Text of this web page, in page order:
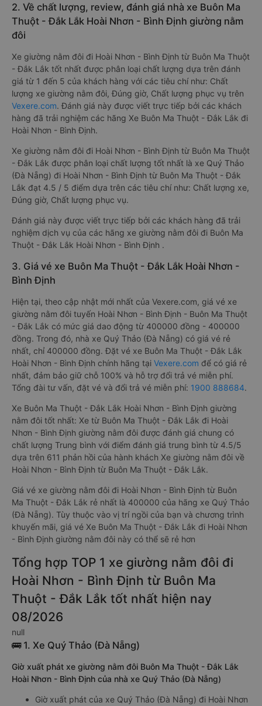
2. Về chất lượng, review, đánh giá nhà xe Buôn Ma
Thuột - Đắk Lắk Hoài Nhơn - Bình Định giường nằm
đôi
Xe giường nằm đôi đi Hoài Nhơn - Bình Định từ Buôn Ma Thuột
- Đắk Lắk tốt nhất được phân loại chất lượng dựa trên đánh
giá từ 1 đến 5 của khách hàng với các tiêu chí như: Chất
lượng xe giường nằm đôi, Đúng giờ, Chất lượng phục vụ trên
Vexere.com. Đánh giá này được viết trực tiếp bởi các khách
hàng đã trải nghiệm các hãng Xe Buôn Ma Thuột - Đắk Lắk đi
Hoài Nhơn - Bình Định.
Xe giường nằm đôi đi Hoài Nhơn - Bình Định từ Buôn Ma Thuột
- Đắk Lắk được phân loại chất lượng tốt nhất là xe Quý Thảo
(Đà Nẵng) đi Hoài Nhơn - Bình Định từ Buôn Ma Thuột - Đắk
Lắk đạt 4.5 / 5 điểm dựa trên các tiêu chí như: Chất lượng xe,
Đúng giờ, Chất lượng phục vụ.
Đánh giá này được viết trực tiếp bởi các khách hàng đã trải
nghiệm dịch vụ của các hãng xe giường nằm đôi đi Buôn Ma
Thuột - Đắk Lắk Hoài Nhơn - Bình Định .
3. Giá vé xe Buôn Ma Thuột - Đắk Lắk Hoài Nhơn -
Bình Định
Hiện tại, theo cập nhật mới nhất của Vexere.com, giá vé xe
giường nằm đôi tuyến Hoài Nhơn - Bình Định - Buôn Ma Thuột
- Đắk Lắk có mức giá dao động từ 400000 đồng - 400000
đồng. Trong đó, nhà xe Quý Thảo (Đà Nẵng) có giá vé rẻ
nhất, chỉ 400000 đồng. Đặt vé xe Buôn Ma Thuột - Đắk Lắk
Hoài Nhơn - Bình Định chính hãng tại Vexere.com để có giá rẻ
nhất, đảm bảo giữ chỗ 100% và hỗ trợ đổi trả vé miễn phí.
Tổng đài tư vấn, đặt vé và đổi trả vé miễn phí: 1900 888684.
Xe Buôn Ma Thuột - Đắk Lắk Hoài Nhơn - Bình Định giường
nằm đôi tốt nhất: Xe từ Buôn Ma Thuột - Đắk Lắk đi Hoài
Nhơn - Bình Định giường nằm đôi được đánh giá chung có
chất lượng Trung bình với điểm đánh giá trung bình từ 4.5/5
dựa trên 611 phản hồi của hành khách Xe giường nằm đôi về
Hoài Nhơn - Bình Định từ Buôn Ma Thuột - Đắk Lắk.
Giá vé xe giường nằm đôi đi Hoài Nhơn - Bình Định từ Buôn
Ma Thuột - Đắk Lắk rẻ nhất là 400000 của hãng xe Quý Thảo
(Đà Nẵng). Tùy thuộc vào vị trí ngồi của bạn và chương trình
khuyến mãi, giá vé Xe Buôn Ma Thuột - Đắk Lắk đi Hoài Nhơn
- Bình Định giường nằm đôi này có thể sẽ rẻ hơn
Tổng hợp TOP 1 xe giường nằm đôi đi
Hoài Nhơn - Bình Định từ Buôn Ma
Thuột - Đắk Lắk tốt nhất hiện nay
08/2026
null
🚌 1. Xe Quý Thảo (Đà Nẵng)
Giờ xuất phát xe giường nằm đôi Buôn Ma Thuột - Đắk Lắk
Hoài Nhơn - Bình Định của nhà xe Quý Thảo (Đà Nẵng)
Giờ xuất phát của xe Quý Thảo (Đà Nẵng) đi Hoài Nhơn